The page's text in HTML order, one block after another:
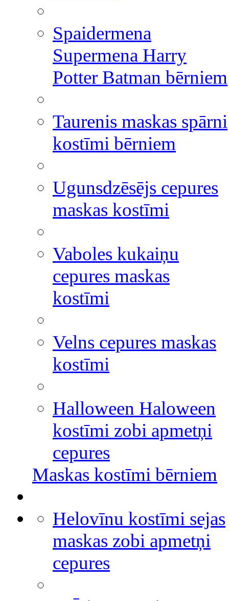
Spaidermena
Supermena Harry
Potter Batman bērniem
Taurenis maskas spārni
kostīmi bērniem
Ugunsdzēsējs cepures
maskas kostīmi
Vaboles kukaiņu
cepures maskas
kostīmi
Velns cepures maskas
kostīmi
Halloween Haloween
kostīmi zobi apmetņi
cepures
Maskas kostīmi bērniem
Helovīnu kostīmi sejas
maskas zobi apmetņi
cepures